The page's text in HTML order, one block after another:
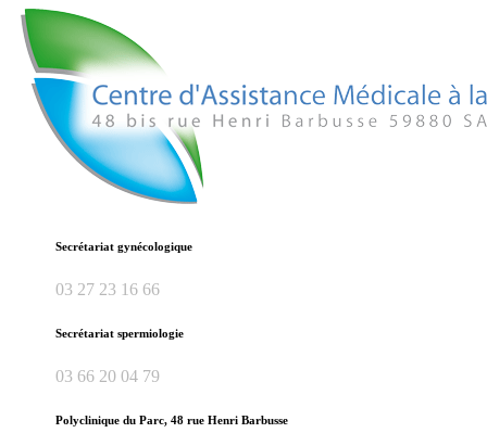
Secrétariat gynécologique
03 27 23 16 66
Secrétariat spermiologie
03 66 20 04 79
Polyclinique du Parc, 48 rue Henri Barbusse